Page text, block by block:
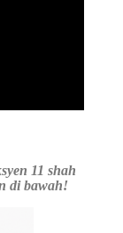
11 shah
di bawah!